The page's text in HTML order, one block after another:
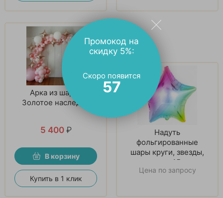
Арка из шаров
Золотое наследие
5 400 ₽
В корзину
Купить в 1 клик
Надуть
фольгированные
шары круги, звезды,
сердца 45 см
Цена по запросу
Промокод на
скидку 5%:
Скоро появится
56